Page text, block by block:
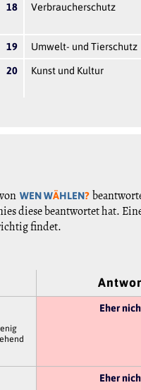
18 Verbraucherschutz
19 Umwelt- und Tierschutz
20 Kunst und Kultur
WEN WÄHLEN?
diese beantwortet hat.
findet.
Eher
Eher